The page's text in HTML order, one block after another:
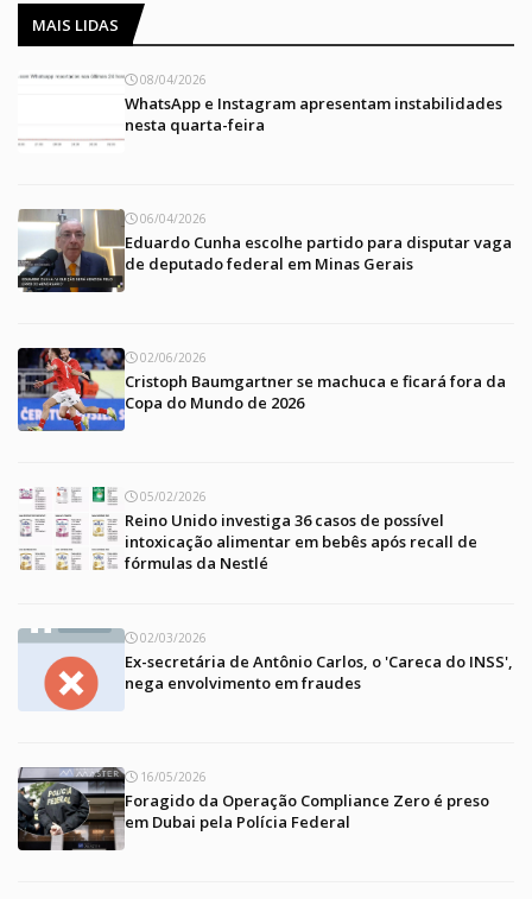
MAIS LIDAS
08/04/2026
WhatsApp e Instagram apresentam instabilidades
nesta quarta-feira
06/04/2026
Eduardo Cunha escolhe partido para disputar vaga
de deputado federal em Minas Gerais
02/06/2026
Cristoph Baumgartner se machuca e ficará fora da
Copa do Mundo de 2026
05/02/2026
Reino Unido investiga 36 casos de possível
intoxicação alimentar em bebês após recall de
fórmulas da Nestlé
02/03/2026
Ex-secretária de Antônio Carlos, o 'Careca do INSS',
nega envolvimento em fraudes
16/05/2026
Foragido da Operação Compliance Zero é preso
em Dubai pela Polícia Federal